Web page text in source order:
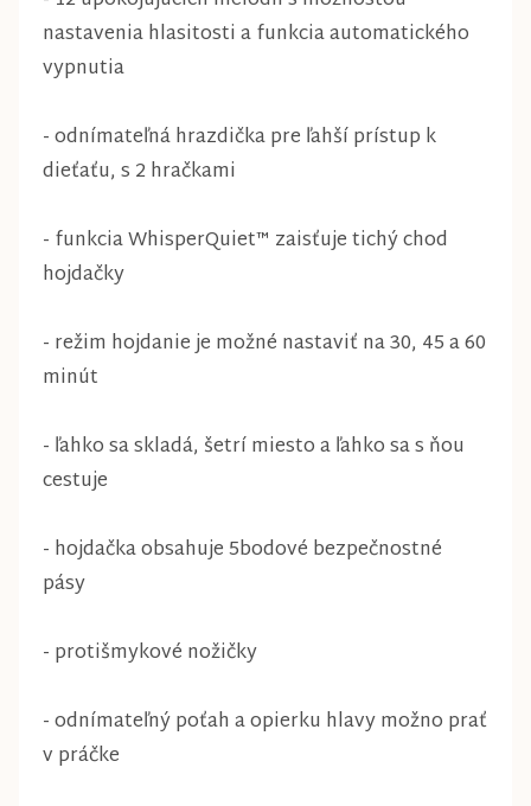
nastavenia hlasitosti a funkcia automatického
vypnutia
- odnímateľná hrazdička pre ľahší prístup k
dieťaťu, s 2 hračkami
- funkcia WhisperQuiet™ zaisťuje tichý chod
hojdačky
- režim hojdanie je možné nastaviť na 30, 45 a 60
minút
- ľahko sa skladá, šetrí miesto a ľahko sa s ňou
cestuje
- hojdačka obsahuje 5bodové bezpečnostné
pásy
- protišmykové nožičky
- odnímateľný poťah a opierku hlavy možno prať
v práčke